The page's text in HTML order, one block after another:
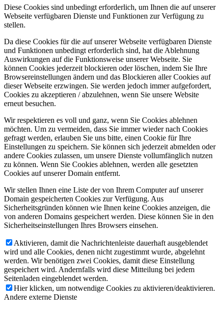
Diese Cookies sind unbedingt erforderlich, um Ihnen die auf unserer
Webseite verfügbaren Dienste und Funktionen zur Verfügung zu
stellen.
Da diese Cookies für die auf unserer Webseite verfügbaren Dienste
und Funktionen unbedingt erforderlich sind, hat die Ablehnung
Auswirkungen auf die Funktionsweise unserer Webseite. Sie
können Cookies jederzeit blockieren oder löschen, indem Sie Ihre
Browsereinstellungen ändern und das Blockieren aller Cookies auf
dieser Webseite erzwingen. Sie werden jedoch immer aufgefordert,
Cookies zu akzeptieren / abzulehnen, wenn Sie unsere Website
erneut besuchen.
Wir respektieren es voll und ganz, wenn Sie Cookies ablehnen
möchten. Um zu vermeiden, dass Sie immer wieder nach Cookies
gefragt werden, erlauben Sie uns bitte, einen Cookie für Ihre
Einstellungen zu speichern. Sie können sich jederzeit abmelden oder
andere Cookies zulassen, um unsere Dienste vollumfänglich nutzen
zu können. Wenn Sie Cookies ablehnen, werden alle gesetzten
Cookies auf unserer Domain entfernt.
Wir stellen Ihnen eine Liste der von Ihrem Computer auf unserer
Domain gespeicherten Cookies zur Verfügung. Aus
Sicherheitsgründen können wie Ihnen keine Cookies anzeigen, die
von anderen Domains gespeichert werden. Diese können Sie in den
Sicherheitseinstellungen Ihres Browsers einsehen.
Aktivieren, damit die Nachrichtenleiste dauerhaft ausgeblendet
wird und alle Cookies, denen nicht zugestimmt wurde, abgelehnt
werden. Wir benötigen zwei Cookies, damit diese Einstellung
gespeichert wird. Andernfalls wird diese Mitteilung bei jedem
Seitenladen eingeblendet werden.
Hier klicken, um notwendige Cookies zu aktivieren/deaktivieren.
Andere externe Dienste